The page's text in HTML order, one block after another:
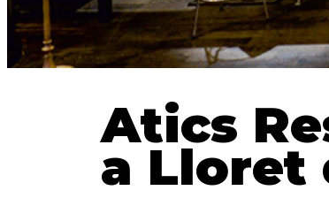
Atics
a Lloret